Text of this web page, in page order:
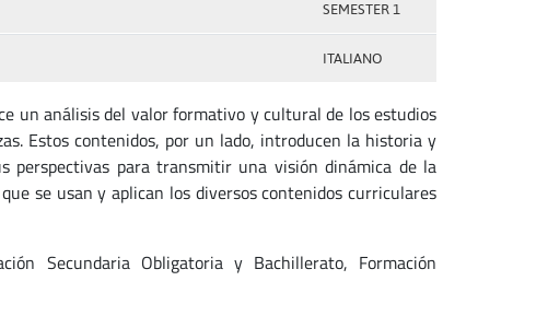
SEMESTER 1
ITALIANO
un análisis del valor formativo y cultural de los estudios
Estos contenidos, por un lado, introducen la historia y
perspectivas para transmitir una visión dinámica de la
se usan y aplican los diversos contenidos curriculares
Secundaria Obligatoria y Bachillerato, Formación